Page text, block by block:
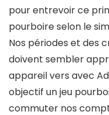
pour entrevoir ce
pourboire selon le
Nos périodes et des
doivent sembler
appareil vers avec
objectif un jeu
commuter nos